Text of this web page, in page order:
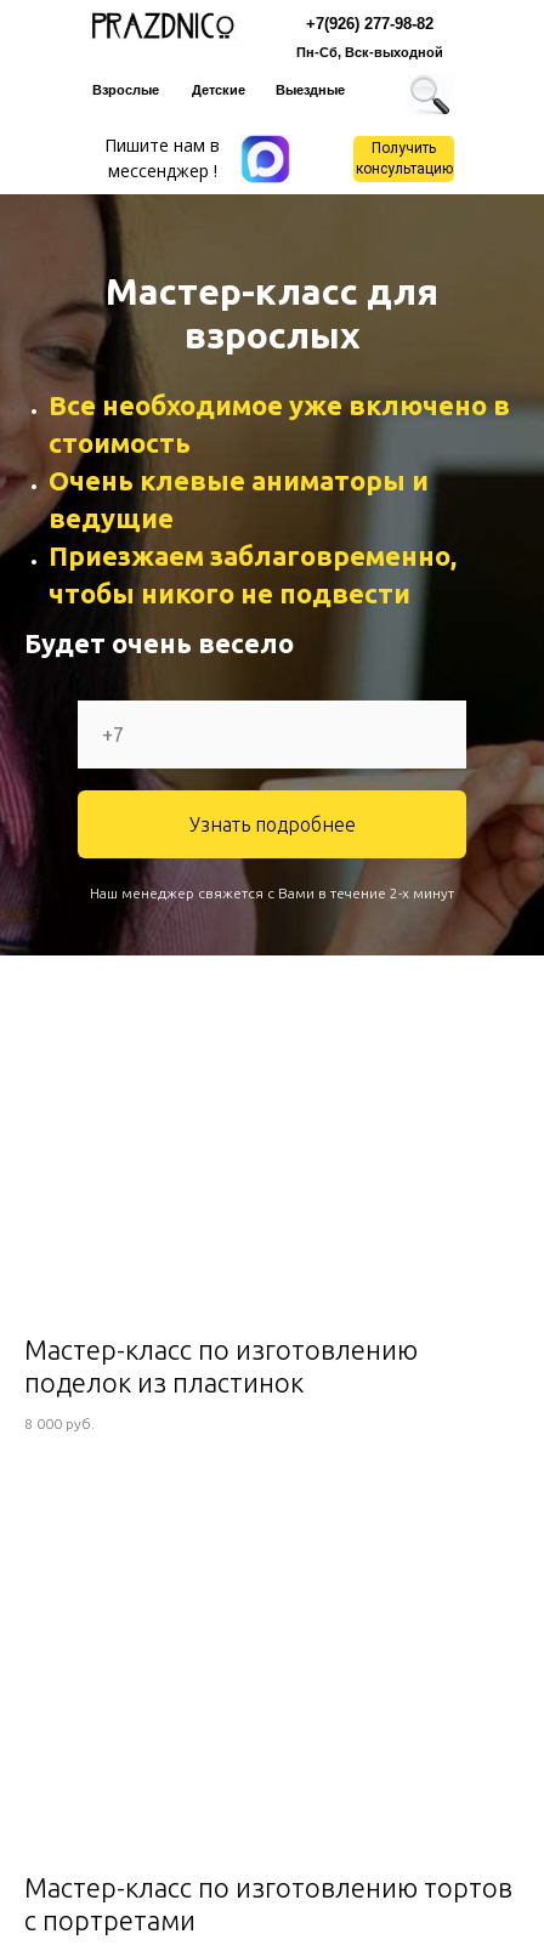
Получить
консультацию
Пишите нам в
мессенджер !
Взрослые Детские Выездные
+7(926) 277-98-82
Пн-Сб, Вск-выходной
Мастер-класс для
взрослых
Все необходимое уже включено в
стоимость
Очень клевые аниматоры и
ведущие
Приезжаем заблаговременно,
чтобы никого не подвести
Будет очень весело
Узнать подробнее
Наш менеджер свяжется с Вами в течение 2-х минут
Мастер-класс по изготовлению
поделок из пластинок
8 000 руб.
Мастер-класс по изготовлению тортов
с портретами